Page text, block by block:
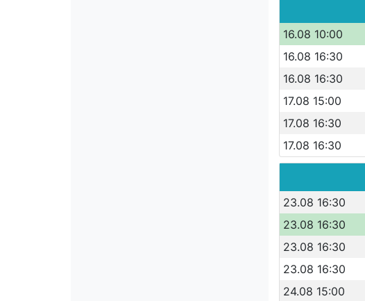
16.08 10:00
16.08 16:30
16.08 16:30
17.08 15:00
17.08 16:30
17.08 16:30
23.08 16:30
23.08 16:30
23.08 16:30
23.08 16:30
24.08 15:00